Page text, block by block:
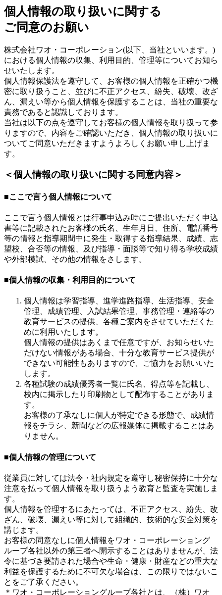
個人情報の取り扱いに関する
ご同意のお願い
株式会社ワオ・コーポレーション(以下、当社といいます。)
における個人情報の収集、利用目的、管理等についてお知ら
せいたします。
個人情報保護法を遵守して、お客様の個人情報を正確かつ機
密に取り扱うこと、並びに不正アクセス、紛失、破壊、改ざ
ん、漏えい等から個人情報を保護することは、当社の重要な
責務であると認識しております。
当社は以下の点を遵守してお客様の個人情報を取り扱って参
りますので、内容をご確認いただき、個人情報の取り扱いに
ついてご同意いただきますようよろしくお願い申し上げま
す。
＜個人情報の取り扱いに関する同意内容＞
■ここで言う個人情報について
ここで言う個人情報とは行事申込み時にご提出いただく申込
書等に記載されたお客様の氏名、生年月日、住所、電話番号
等の情報と指導期間中に発生・取得する指導結果、成績、志
望校、合否等の情報、及び指導・面談等で知り得る学校成績
や外部模試、その他の情報をさします。
■個人情報の収集・利用目的について
個人情報は学習指導、進学進路指導、生活指導、安全
管理、成績管理、入試結果管理、事務管理・連絡等の
教育サービスの提供、各種ご案内をさせていただくた
めに利用いたします。
個人情報の提供はあくまで任意ですが、お知らせいた
だけない情報がある場合、十分な教育サービス提供が
できない可能性もありますので、ご協力をお願いいた
します。
各種試験の成績優秀者一覧に氏名、得点等を記載し、
校内に掲示したり印刷物として配布することがありま
す。
お客様の了承なしに個人が特定できる形態で、成績情
報をチラシ、新聞などの広報媒体に掲載することはあ
りません。
■個人情報の管理について
従業員に対しては法令・社内規定を遵守し秘密保持に十分な
注意を払って個人情報を取り扱うよう教育と監査を実施しま
す。
個人情報を管理するにあたっては、不正アクセス、紛失、改
ざん、破壊、漏えい等に対して組織的、技術的な安全対策を
講じます。
お客様の同意なしに個人情報をワオ・コーポレーショング
ループ各社以外の第三者へ開示することはありませんが、法
令に基づき要請された場合や生命・健康・財産などの重大な
利益を保護するために不可欠な場合は、この限りではないこ
とをご了承ください。
＊ワオ・コーポレーショングループ各社とは、（株）ワオ